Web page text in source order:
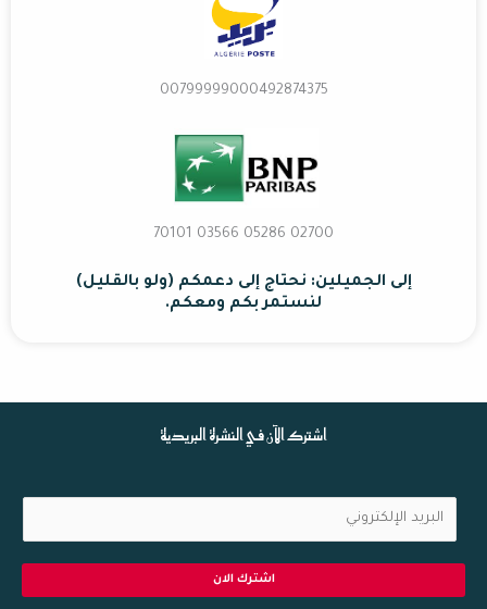
00799999000492874375
02700 70101 03566 05286
إلى الجميلين: نحتاج إلى دعمكم (ولو بالقليل)
لنستمر بكم ومعكم.
اشترك الآن في النشرة البريدية
ل
ر
اشترك الان